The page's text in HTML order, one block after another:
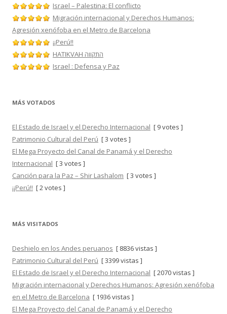
Israel – Palestina: El conflicto
Migración internacional y Derechos Humanos:
Agresión xenófoba en el Metro de Barcelona
¡¡Perú!!
HATIKVAH התקווה
Israel : Defensa y Paz
MÁS VOTADOS
El Estado de Israel y el Derecho Internacional [ 9 votes ]
Patrimonio Cultural del Perú [ 3 votes ]
El Mega Proyecto del Canal de Panamá y el Derecho
Internacional [ 3 votes ]
Canción para la Paz – Shir Lashalom [ 3 votes ]
¡¡Perú!! [ 2 votes ]
MÁS VISITADOS
Deshielo en los Andes peruanos [ 8836 vistas ]
Patrimonio Cultural del Perú [ 3399 vistas ]
El Estado de Israel y el Derecho Internacional [ 2070 vistas ]
Migración internacional y Derechos Humanos: Agresión xenófoba
en el Metro de Barcelona [ 1936 vistas ]
El Mega Proyecto del Canal de Panamá y el Derecho